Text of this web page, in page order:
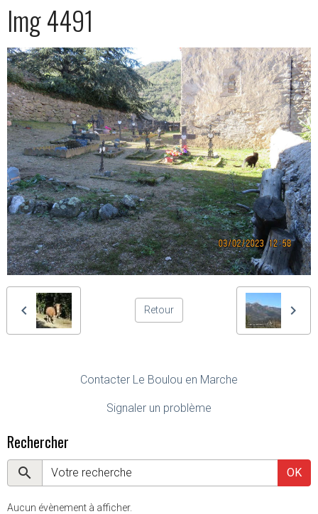
Img 4491
Retour
Contacter Le Boulou en Marche
Signaler un problème
Rechercher
OK
Aucun évènement à afficher.